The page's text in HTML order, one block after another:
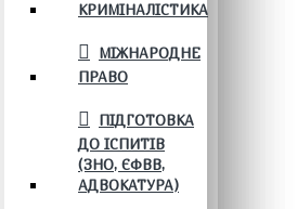
КРИМІНАЛІСТИКА
МІЖНАРОДНЕ
ПРАВО
ПІДГОТОВКА
ДО ІСПИТІВ
(ЗНО, ЄФВВ,
АДВОКАТУРА)